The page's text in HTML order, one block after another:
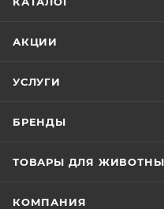
АКЦИИ
УСЛУГИ
БРЕНДЫ
ТОВАРЫ ДЛЯ
КОМПАНИЯ